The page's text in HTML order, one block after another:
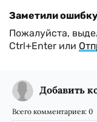
Заметили
Пожалуйста,
Ctrl+Enter или
Добавить
Всего комментариев: 0